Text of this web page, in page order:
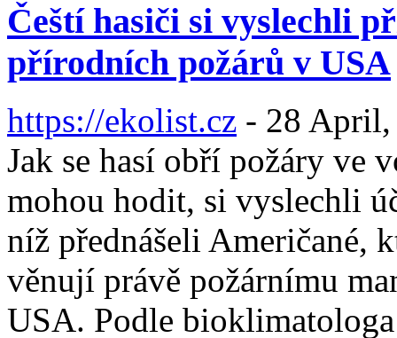
Čeští hasiči si vyslechli
přírodních požárů v USA
https://ekolist.cz - 28 April,
Jak se hasí obří požáry ve
mohou hodit, si vyslechli
níž přednášeli Američané,
věnují právě požárnímu
USA. Podle